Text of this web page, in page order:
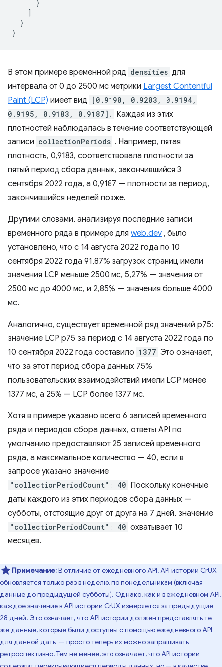
}
]
}
}
В этом примере временной ряд densities для
интервала от 0 до 2500 мс метрики Largest Contentful
Paint (LCP) имеет вид
[0.9190, 0.9203, 0.9194,
0.9195, 0.9183, 0.9187].
Каждая из этих
плотностей наблюдалась в течение соответствующей
записи collectionPeriods . Например, пятая
плотность, 0,9183, соответствовала плотности за
пятый период сбора данных, закончившийся 3
сентября 2022 года, а 0,9187 — плотности за период,
закончившийся неделей позже.
Другими словами, анализируя последние записи
временного ряда в примере для web.dev , было
установлено, что с 14 августа 2022 года по 10
сентября 2022 года 91,87% загрузок страниц имели
значения LCP меньше 2500 мс, 5,27% — значения от
2500 мс до 4000 мс, и 2,85% — значения больше 4000
мс.
Аналогично, существует временной ряд значений p75:
значение LCP p75 за период с 14 августа 2022 года по
10 сентября 2022 года составило 1377 Это означает,
что за этот период сбора данных 75%
пользовательских взаимодействий имели LCP менее
1377 мс, а 25% — LCP более 1377 мс.
Хотя в примере указано всего 6 записей временного
ряда и периодов сбора данных, ответы API по
умолчанию предоставляют 25 записей временного
ряда, а максимальное количество — 40, если в
запросе указано значение
"collectionPeriodCount": 40 Поскольку конечные
даты каждого из этих периодов сбора данных —
субботы, отстоящие друг от друга на 7 дней, значение
"collectionPeriodCount": 40 охватывает 10
месяцев.
Примечание:В отличие от ежедневного API, API истории CrUX
обновляется только раз в неделю, по понедельникам (включая
данные до предыдущей субботы). Однако, как и в ежедневном API,
каждое значение в API истории CrUX измеряется за предыдущие
28 дней. Это означает, что API истории должен представлять те
же данные, которые были доступны с помощью ежедневного API
для данной даты — просто теперь их можно запрашивать
ретроспективно. Тем не менее, это означает, что API истории